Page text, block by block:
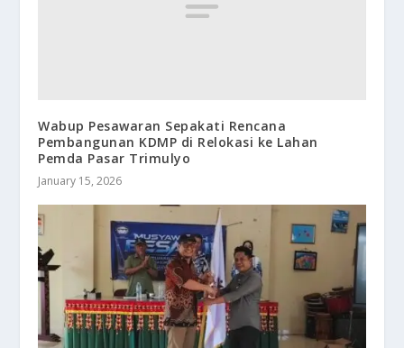
Wabup Pesawaran Sepakati Rencana
Pembangunan KDMP di Relokasi ke Lahan
Pemda Pasar Trimulyo
January 15, 2026